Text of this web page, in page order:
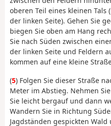
oberen Teil eines kleinen
der linken Seite). Gehen Sie
biegen Sie oben am Hang
Sie nach Süden zwischen
der linken Seite und Feldern
kommen auf eine kleine
(5) Folgen Sie dieser Straße
Meter im Abstieg. Nehmen
Sie leicht bergauf und dann
Wandern Sie in Richtung
Jagdständen gespickten